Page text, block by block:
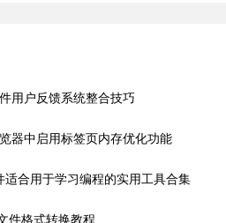
用户反馈系统整合技巧
器中启用标签页内存优化功能
适合用于学习编程的实用工具合集
件格式转换教程